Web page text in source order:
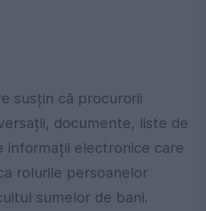
susțin că procurorii
documente, liste de
informații electronice care
rolurile persoanelor
sumelor de bani.